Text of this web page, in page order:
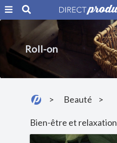
Roll-on
Beauté
Bien-être et relaxation